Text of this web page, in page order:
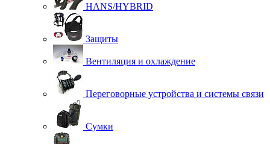
HANS/HYBRID
Защиты
Вентиляция и охлаждение
Переговорные устройства и системы связи
Сумки